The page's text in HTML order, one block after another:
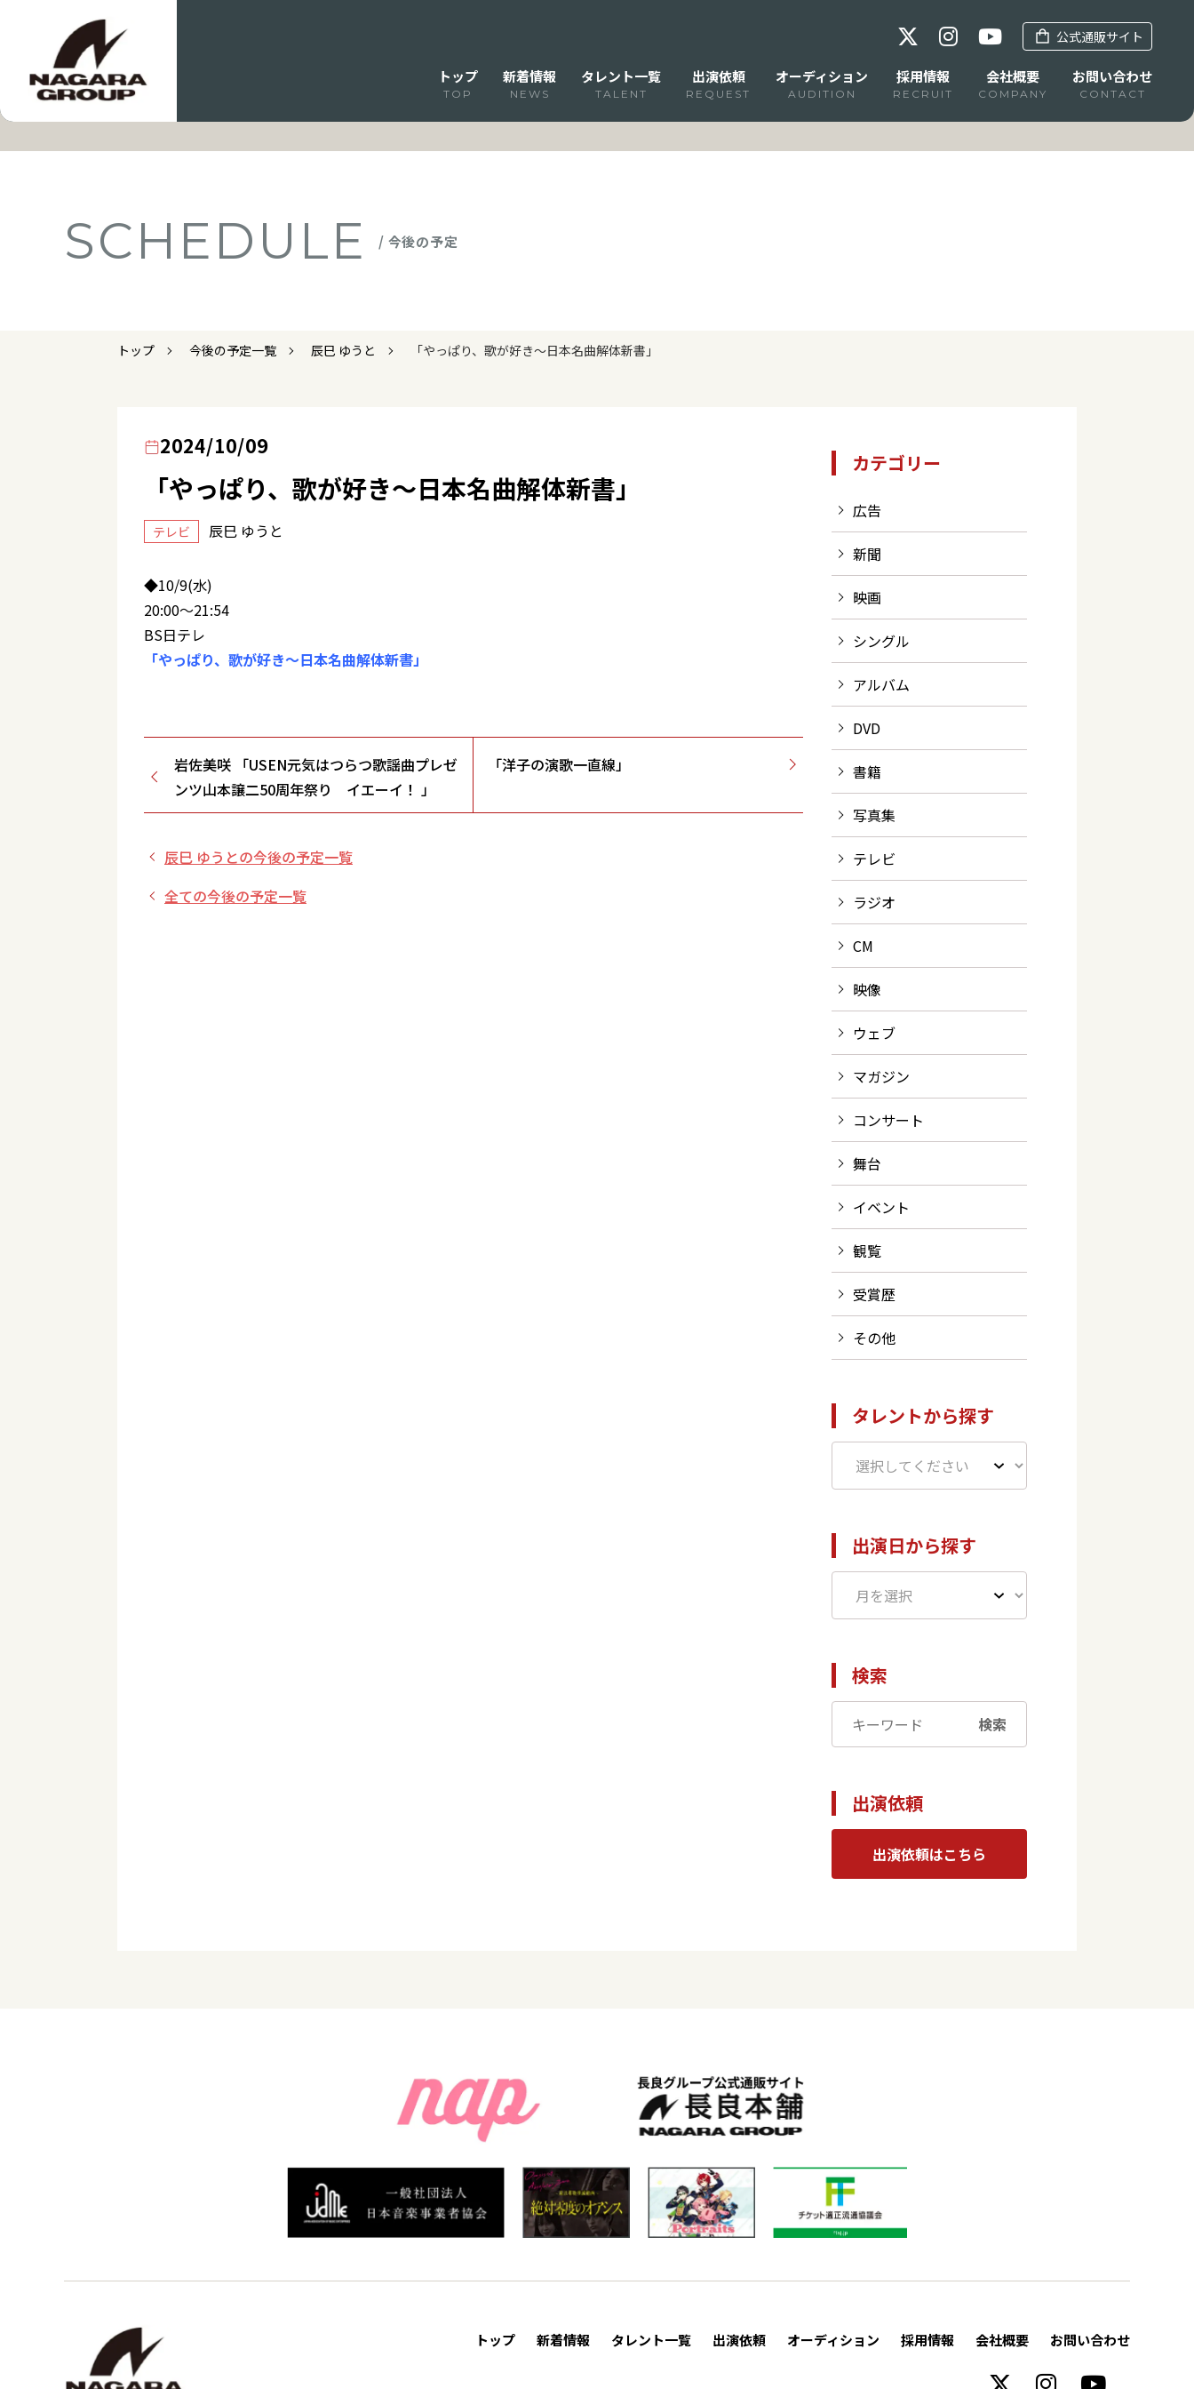
公式通販サイト
トップ
TOP
新着情報
NEWS
タレント一覧
TALENT
出演依頼
REQUEST
オーディション
AUDITION
採用情報
RECRUIT
会社概要
COMPANY
お問い合わせ
CONTACT
SCHEDULE / 今後の予定
トップ 今後の予定一覧 辰巳 ゆうと 「やっぱり、歌が好き～日本名曲解体新書」
2024/10/09
「やっぱり、歌が好き～日本名曲解体新書」
テレビ 辰巳 ゆうと
◆10/9(水)
20:00～21:54
BS日テレ
「やっぱり、歌が好き～日本名曲解体新書」
岩佐美咲 「USEN元気はつらつ歌謡曲プレゼ
ンツ山本譲二50周年祭り イエーイ！ 」
「洋子の演歌一直線」
辰巳 ゆうとの今後の予定一覧
全ての今後の予定一覧
カテゴリー
広告
新聞
映画
シングル
アルバム
DVD
書籍
写真集
テレビ
ラジオ
CM
映像
ウェブ
マガジン
コンサート
舞台
イベント
観覧
受賞歴
その他
タレントから探す
出演日から探す
検索
検索
出演依頼
出演依頼はこちら
トップ 新着情報 タレント一覧 出演依頼 オーディション 採用情報 会社概要 お問い合わせ